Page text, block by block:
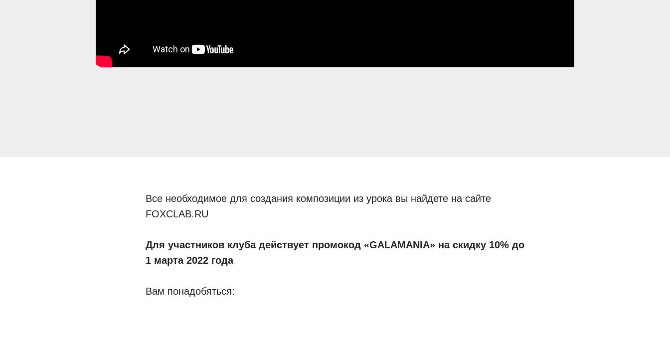
Все необходимое для создания композиции из урока вы найдете на сайте
FOXCLAB.RU
Для участников клуба действует промокод «GALAMANIA» на скидку 10% до
1 марта 2022 года
Вам понадобяться: